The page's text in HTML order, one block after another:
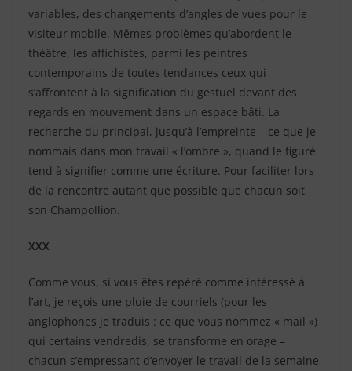
variables, des changements d’angles de vues pour le
visiteur mobile. Mêmes problèmes qu’abordent le
théâtre, les affichistes, parmi les peintres
contemporains de toutes tendances ceux qui
s’affrontent à la signification du gestuel devant des
regards en mouvement dans un espace bâti. La
recherche du principal, jusqu’à l’empreinte – ce que je
nommais dans mon travail « l’ombre », quand le figuré
tend à signifier comme une écriture. Pour faciliter lors
de la rencontre autant que possible que chacun soit
son Champollion.
XXX
Comme vous, si vous êtes repéré comme intéressé à
l’art, je reçois une pluie de courriels (pour les
anglophones je traduis : ce que vous nommez « mail »)
qui certains vendredis, se transforme en orage –
chacun s’empressant d’envoyer le travail de la semaine